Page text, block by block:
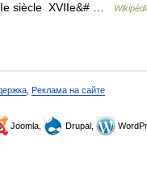
siècle XVIIe&# …
Реклама на сайте
Joomla, Drupal,